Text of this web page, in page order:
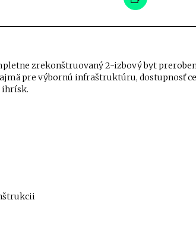
zrekonštruovaný 2-izbový byt
pre výbornú infraštruktúru, dostupnosť
ihrísk.